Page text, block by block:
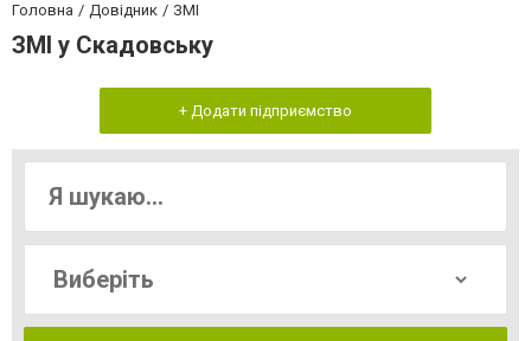
Головна Довідник ЗМІ
ЗМІ у Скадовську
+ Додати підприємство